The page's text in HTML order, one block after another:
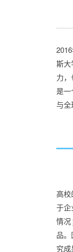
斯
力
是
与全
高
于
情
品
究